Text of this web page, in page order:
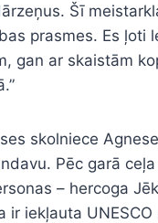
Šī
prasmes. Es ļoti
gan ar skaistām
skolniece
Pēc garā
– hercoga
iekļauta